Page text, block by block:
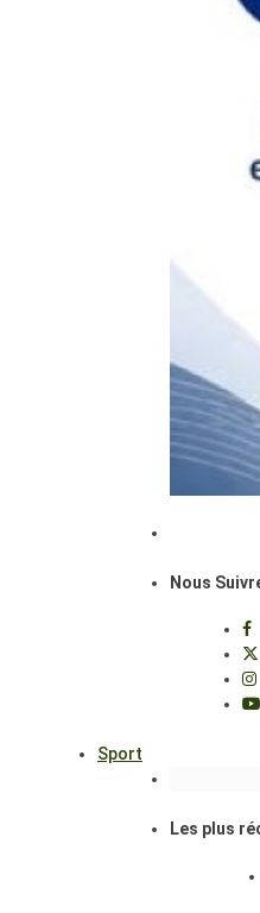
Nous
Sport
Les plus